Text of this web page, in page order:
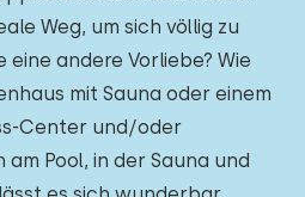
Weg, um sich völlig zu
andere Vorliebe? Wie
mit Sauna oder einem
Center und/oder
Pool, in der Sauna und